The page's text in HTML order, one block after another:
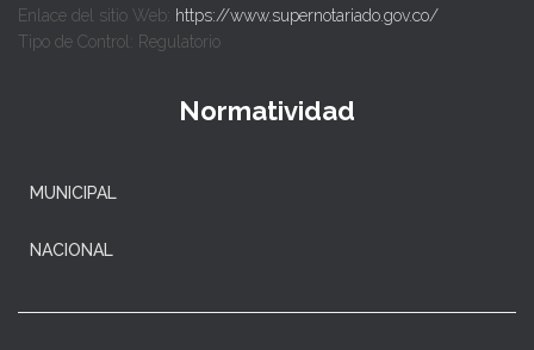
Enlace del sitio Web: https://www.supernotariado.gov.co/
Tipo de Control: Regulatorio
Normatividad
MUNICIPAL
NACIONAL